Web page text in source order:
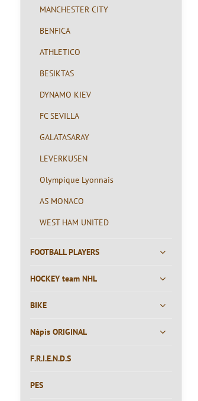
MANCHESTER CITY
BENFICA
ATHLETICO
BESIKTAS
DYNAMO KIEV
FC SEVILLA
GALATASARAY
LEVERKUSEN
Olympique Lyonnais
AS MONACO
WEST HAM UNITED
FOOTBALL PLAYERS
HOCKEY team NHL
BIKE
Nápis ORIGINAL
F.R.I.E.N.D.S
PES